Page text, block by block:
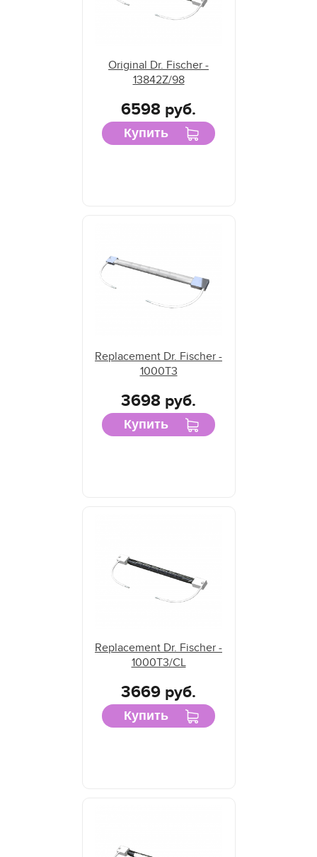
Original Dr. Fischer -
13842Z/98
6598 руб.
Купить
Replacement Dr. Fischer -
1000T3
3698 руб.
Купить
Replacement Dr. Fischer -
1000T3/CL
3669 руб.
Купить